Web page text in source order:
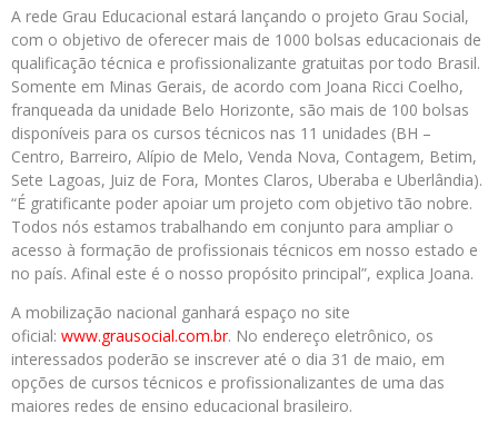
A rede Grau Educacional estará lançando o projeto Grau Social,
com o objetivo de oferecer mais de 1000 bolsas educacionais de
qualificação técnica e profissionalizante gratuitas por todo Brasil.
Somente em Minas Gerais, de acordo com Joana Ricci Coelho,
franqueada da unidade Belo Horizonte, são mais de 100 bolsas
disponíveis para os cursos técnicos nas 11 unidades (BH –
Centro, Barreiro, Alípio de Melo, Venda Nova, Contagem, Betim,
Sete Lagoas, Juiz de Fora, Montes Claros, Uberaba e Uberlândia).
“É gratificante poder apoiar um projeto com objetivo tão nobre.
Todos nós estamos trabalhando em conjunto para ampliar o
acesso à formação de profissionais técnicos em nosso estado e
no país. Afinal este é o nosso propósito principal”, explica Joana.
A mobilização nacional ganhará espaço no site
oficial: www.grausocial.com.br. No endereço eletrônico, os
interessados poderão se inscrever até o dia 31 de maio, em
opções de cursos técnicos e profissionalizantes de uma das
maiores redes de ensino educacional brasileiro.